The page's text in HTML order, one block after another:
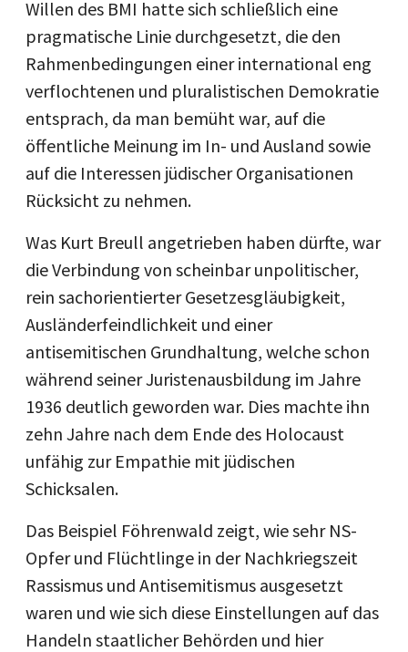
Willen des BMI hatte sich schließlich eine
pragmatische Linie durchgesetzt, die den
Rahmenbedingungen einer international eng
verflochtenen und pluralistischen Demokratie
entsprach, da man bemüht war, auf die
öffentliche Meinung im In- und Ausland sowie
auf die Interessen jüdischer Organisationen
Rücksicht zu nehmen.
Was Kurt Breull angetrieben haben dürfte, war
die Verbindung von scheinbar unpolitischer,
rein sachorientierter Gesetzesgläubigkeit,
Ausländerfeindlichkeit und einer
antisemitischen Grundhaltung, welche schon
während seiner Juristenausbildung im Jahre
1936 deutlich geworden war. Dies machte ihn
zehn Jahre nach dem Ende des Holocaust
unfähig zur Empathie mit jüdischen
Schicksalen.
Das Beispiel Föhrenwald zeigt, wie sehr NS-
Opfer und Flüchtlinge in der Nachkriegszeit
Rassismus und Antisemitismus ausgesetzt
waren und wie sich diese Einstellungen auf das
Handeln staatlicher Behörden und hier